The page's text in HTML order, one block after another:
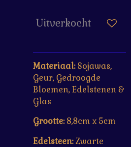
Uitverkocht
Materiaal:Sojawas,
Geur, Gedroogde
Bloemen, Edelstenen &
Glas
Grootte:8,8cm x 5cm
Edelsteen:Zwarte